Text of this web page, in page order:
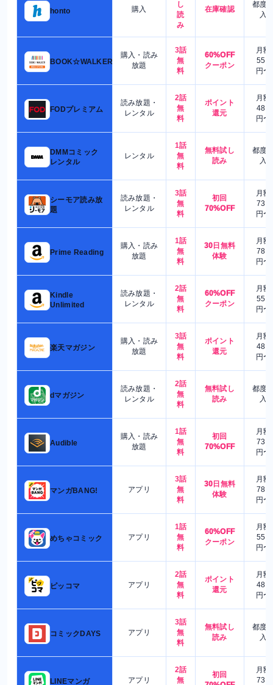
honto 購入
し
読
み
在庫確認
都度
入
BOOK☆WALKER
購入・読み
放題
3話
無
料
60%OFF
クーポン
月額
550
円〜
FODプレミアム
読み放題・
レンタル
2話
無
料
ポイント
還元
月額
480
円〜
DMMコミック
レンタル
レンタル
1話
無
料
無料試し
読み
都度
入
シーモア読み放
題
読み放題・
レンタル
3話
無
料
初回
70%OFF
月額
730
円〜
Prime Reading
購入・読み
放題
1話
無
料
30日無料
体験
月額
780
円〜
Kindle
Unlimited
読み放題・
レンタル
2話
無
料
60%OFF
クーポン
月額
550
円〜
楽天マガジン
購入・読み
放題
3話
無
料
ポイント
還元
月額
480
円〜
dマガジン
読み放題・
レンタル
2話
無
料
無料試し
読み
都度
入
Audible
購入・読み
放題
1話
無
料
初回
70%OFF
月額
730
円〜
マンガBANG! アプリ
3話
無
料
30日無料
体験
月額
780
円〜
めちゃコミック アプリ
1話
無
料
60%OFF
クーポン
月額
550
円〜
ピッコマ アプリ
2話
無
料
ポイント
還元
月額
480
円〜
コミックDAYS アプリ
3話
無
料
無料試し
読み
都度
入
LINEマンガ アプリ
2話
無
初回
月額
730